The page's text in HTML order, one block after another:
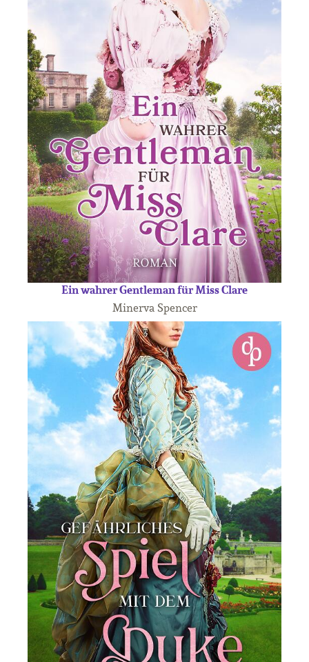
Ein wahrer Gentleman für Miss Clare
Minerva Spencer